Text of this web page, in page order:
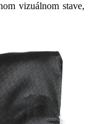
vizuálnom stave,